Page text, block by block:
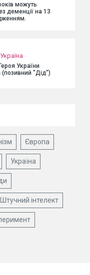
можуть
деменції на 13
Україна
України
"Дід")
Європа
Україна
Штучний інтелект